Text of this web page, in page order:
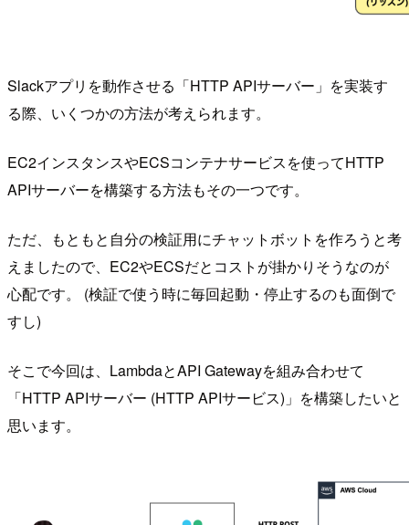
Slackアプリを動作させる「HTTP APIサーバー」を実装す
る際、いくつかの方法が考えられます。
EC2インスタンスやECSコンテナサービスを使ってHTTP
APIサーバーを構築する方法もその一つです。
ただ、もともと自分の検証用にチャットボットを作ろうと考
えましたので、EC2やECSだとコストが掛かりそうなのが
心配です。 (検証で使う時に毎回起動・停止するのも面倒で
すし)
そこで今回は、LambdaとAPI Gatewayを組み合わせて
「HTTP APIサーバー (HTTP APIサービス)」を構築したいと
思います。